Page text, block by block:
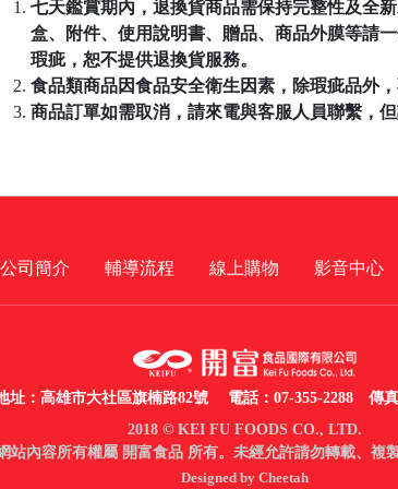
七天鑑賞期內，退換貨商品需保持完整性及全
盒、附件、使用說明書、贈品、商品外膜等請
瑕疵，恕不提供退換貨服務。
食品類商品因食品安全衛生因素，除瑕疵品外，
商品訂單如需取消，請來電與客服人員聯繫，
公司簡介 輔導流程 線上購物 影音中心
址：高雄市大社區旗楠路82號 電話：07-355-2288 傳
2018 © KEI FU FOODS CO., LTD.
站內容所有權屬 開富食品 所有。未經允許請勿轉載、複
Designed by Cheetah